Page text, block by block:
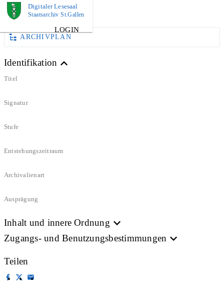
Digitaler Lesesaal
Staatsarchiv St.Gallen
LOGIN
DOKUMENT
ARCHIVPLAN
Identifikation
Titel
Signatur
Stufe
Entstehungszeitraum
Archivalienart
Ausprägung
Inhalt und innere Ordnung
Zugangs- und Benutzungsbestimmungen
Teilen